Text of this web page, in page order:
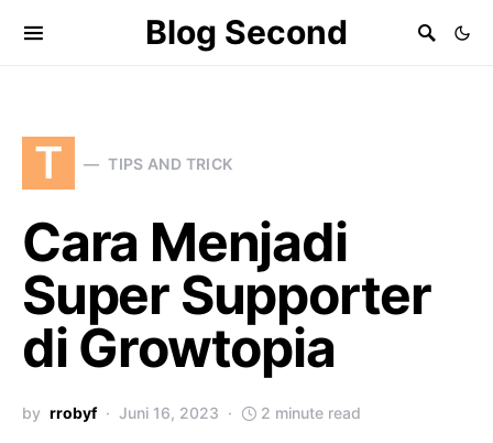
Blog Second
T TIPS AND TRICK
Cara Menjadi
Super Supporter
di Growtopia
by rrobyf Juni 16, 2023 2 minute read